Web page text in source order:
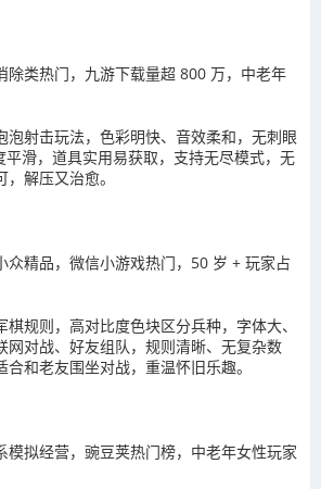
除类热门，九游下载量超 800 万，中老年
泡射击玩法，色彩明快、音效柔和，无刺眼
滑，道具实用易获取，支持无尽模式，无
解压又治愈。
众精品，微信小游戏热门，50 岁 + 玩家占
规则，高对比度色块区分兵种，字体大、
网对战、好友组队，规则清晰、无复杂数
和老友围坐对战，重温怀旧乐趣。
模拟经营，豌豆荚热门榜，中老年女性玩家